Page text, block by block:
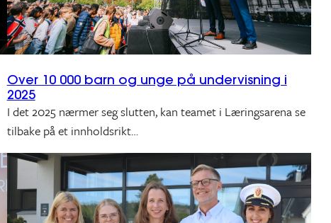
Over 10 000 barn og unge på undervisning i
2025
I det 2025 nærmer seg slutten, kan teamet i Læringsarena se
tilbake på et innholdsrikt…